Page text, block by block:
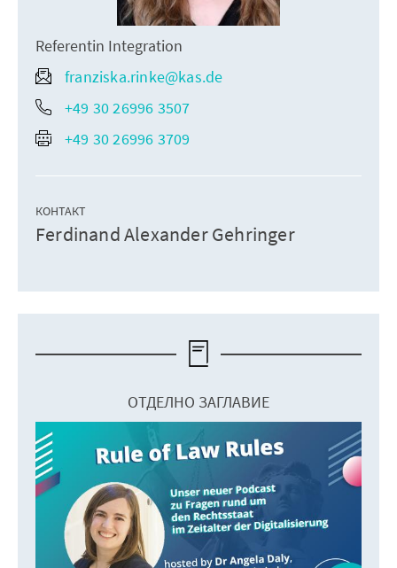
Referentin Integration
franziska.rinke@kas.de
+49 30 26996 3507
+49 30 26996 3709
КОНТАКТ
Ferdinand Alexander Gehringer
ОТДЕЛНО ЗАГЛАВИЕ